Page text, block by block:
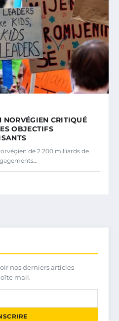
NORVÉGIEN CRITIQUÉ
OBJECTIFS
de 2.200 milliards de
nos derniers articles
mail.